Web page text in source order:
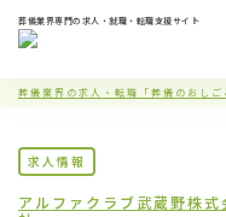
葬儀業界専門の求人・就職・転職支援サイト
葬儀業界の求人・転職「葬儀のおしご
求人情報
アルファクラブ武蔵野株式